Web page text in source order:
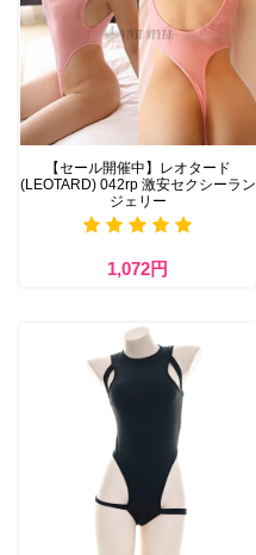
【セール開催中】レオタード
(LEOTARD) 042rp 激安セクシーラン
ジェリー
1,072円